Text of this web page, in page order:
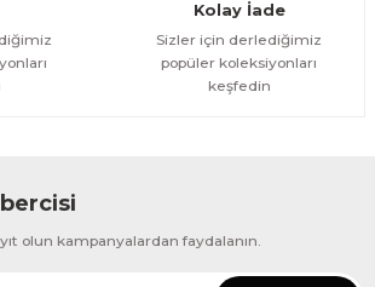
Kolay İade
Sizler için derlediğimiz
popüler koleksiyonları
keşfedin
olun kampanyalardan faydalanın.